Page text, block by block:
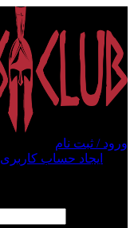
ورود / ثبت نام
ایجاد حساب کاربری